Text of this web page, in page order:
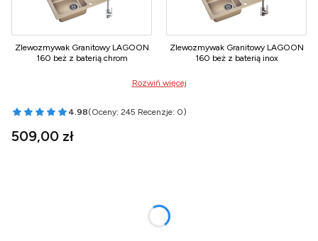
Zlewozmywak Granitowy LAGOON
160 beż z baterią chrom
Zlewozmywak Granitowy LAGOON
160 beż z baterią inox
Rozwiń więcej
4.98(Oceny: 245 Recenzje: 0)
Przejdź do sekcji Opinie
Cena
509,00 zł